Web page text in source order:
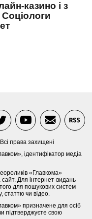
казино і з
права захищені
ідентифікатор медіа
«Главкома»
Для інтернет-видань
для пошукових систем
статтю чи відео.
призначене для осіб
підтверджуєте свою